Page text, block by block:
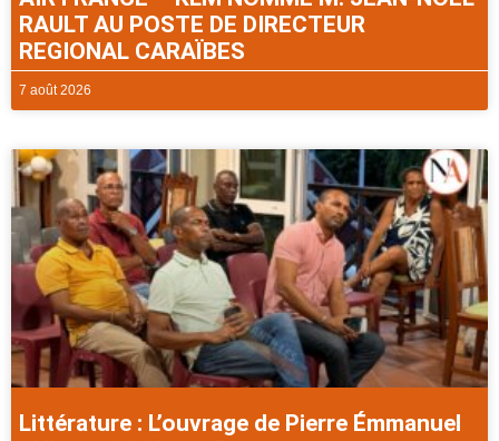
RAULT AU POSTE DE DIRECTEUR
REGIONAL CARAÏBES
7 août 2026
Littérature : L’ouvrage de Pierre Émmanuel